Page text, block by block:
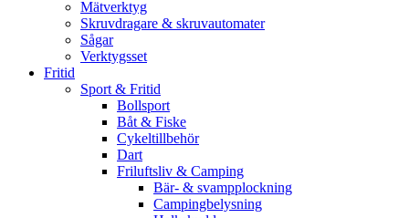
Mätverktyg
Skruvdragare & skruvautomater
Sågar
Verktygsset
Fritid
Sport & Fritid
Bollsport
Båt & Fiske
Cykeltillbehör
Dart
Friluftsliv & Camping
Bär- & svampplockning
Campingbelysning